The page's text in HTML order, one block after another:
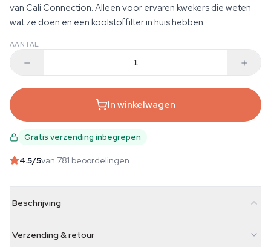
van Cali Connection. Alleen voor ervaren kwekers die weten
wat ze doen en een koolstoffilter in huis hebben.
AANTAL
In winkelwagen
Gratis verzending inbegrepen
4.5/5van 781 beoordelingen
Beschrijving
Verzending & retour